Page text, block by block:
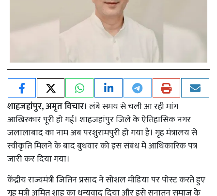
शाहजहांपुर, अमृत विचार। लंबे समय से चली आ रही मांग
आखिरकार पूरी हो गई। शाहजहांपुर जिले के ऐतिहासिक नगर
जलालाबाद का नाम अब परशुरामपुरी हो गया है। गृह मंत्रालय से
स्वीकृति मिलने के बाद बुधवार को इस संबंध में आधिकारिक पत्र
जारी कर दिया गया।
केंद्रीय राज्यमंत्री जितिन प्रसाद ने सोशल मीडिया पर पोस्ट करते हुए
गृह मंत्री अमित शाह का धन्यवाद दिया और इसे सनातन समाज के